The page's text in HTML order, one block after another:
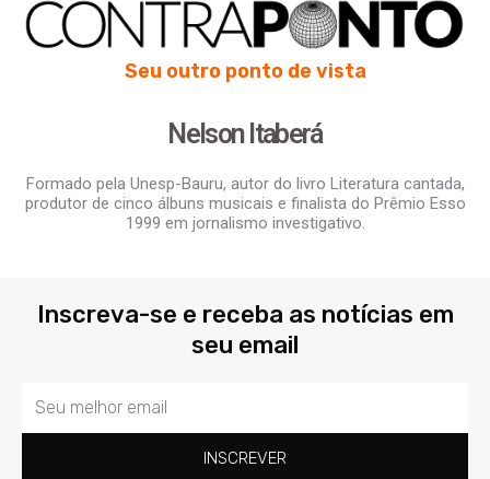
Seu outro ponto de vista
Nelson Itaberá
Formado pela Unesp-Bauru, autor do livro Literatura cantada,
produtor de cinco álbuns musicais e finalista do Prêmio Esso
1999 em jornalismo investigativo.
Inscreva-se e receba as notícias em
seu email
Email
INSCREVER